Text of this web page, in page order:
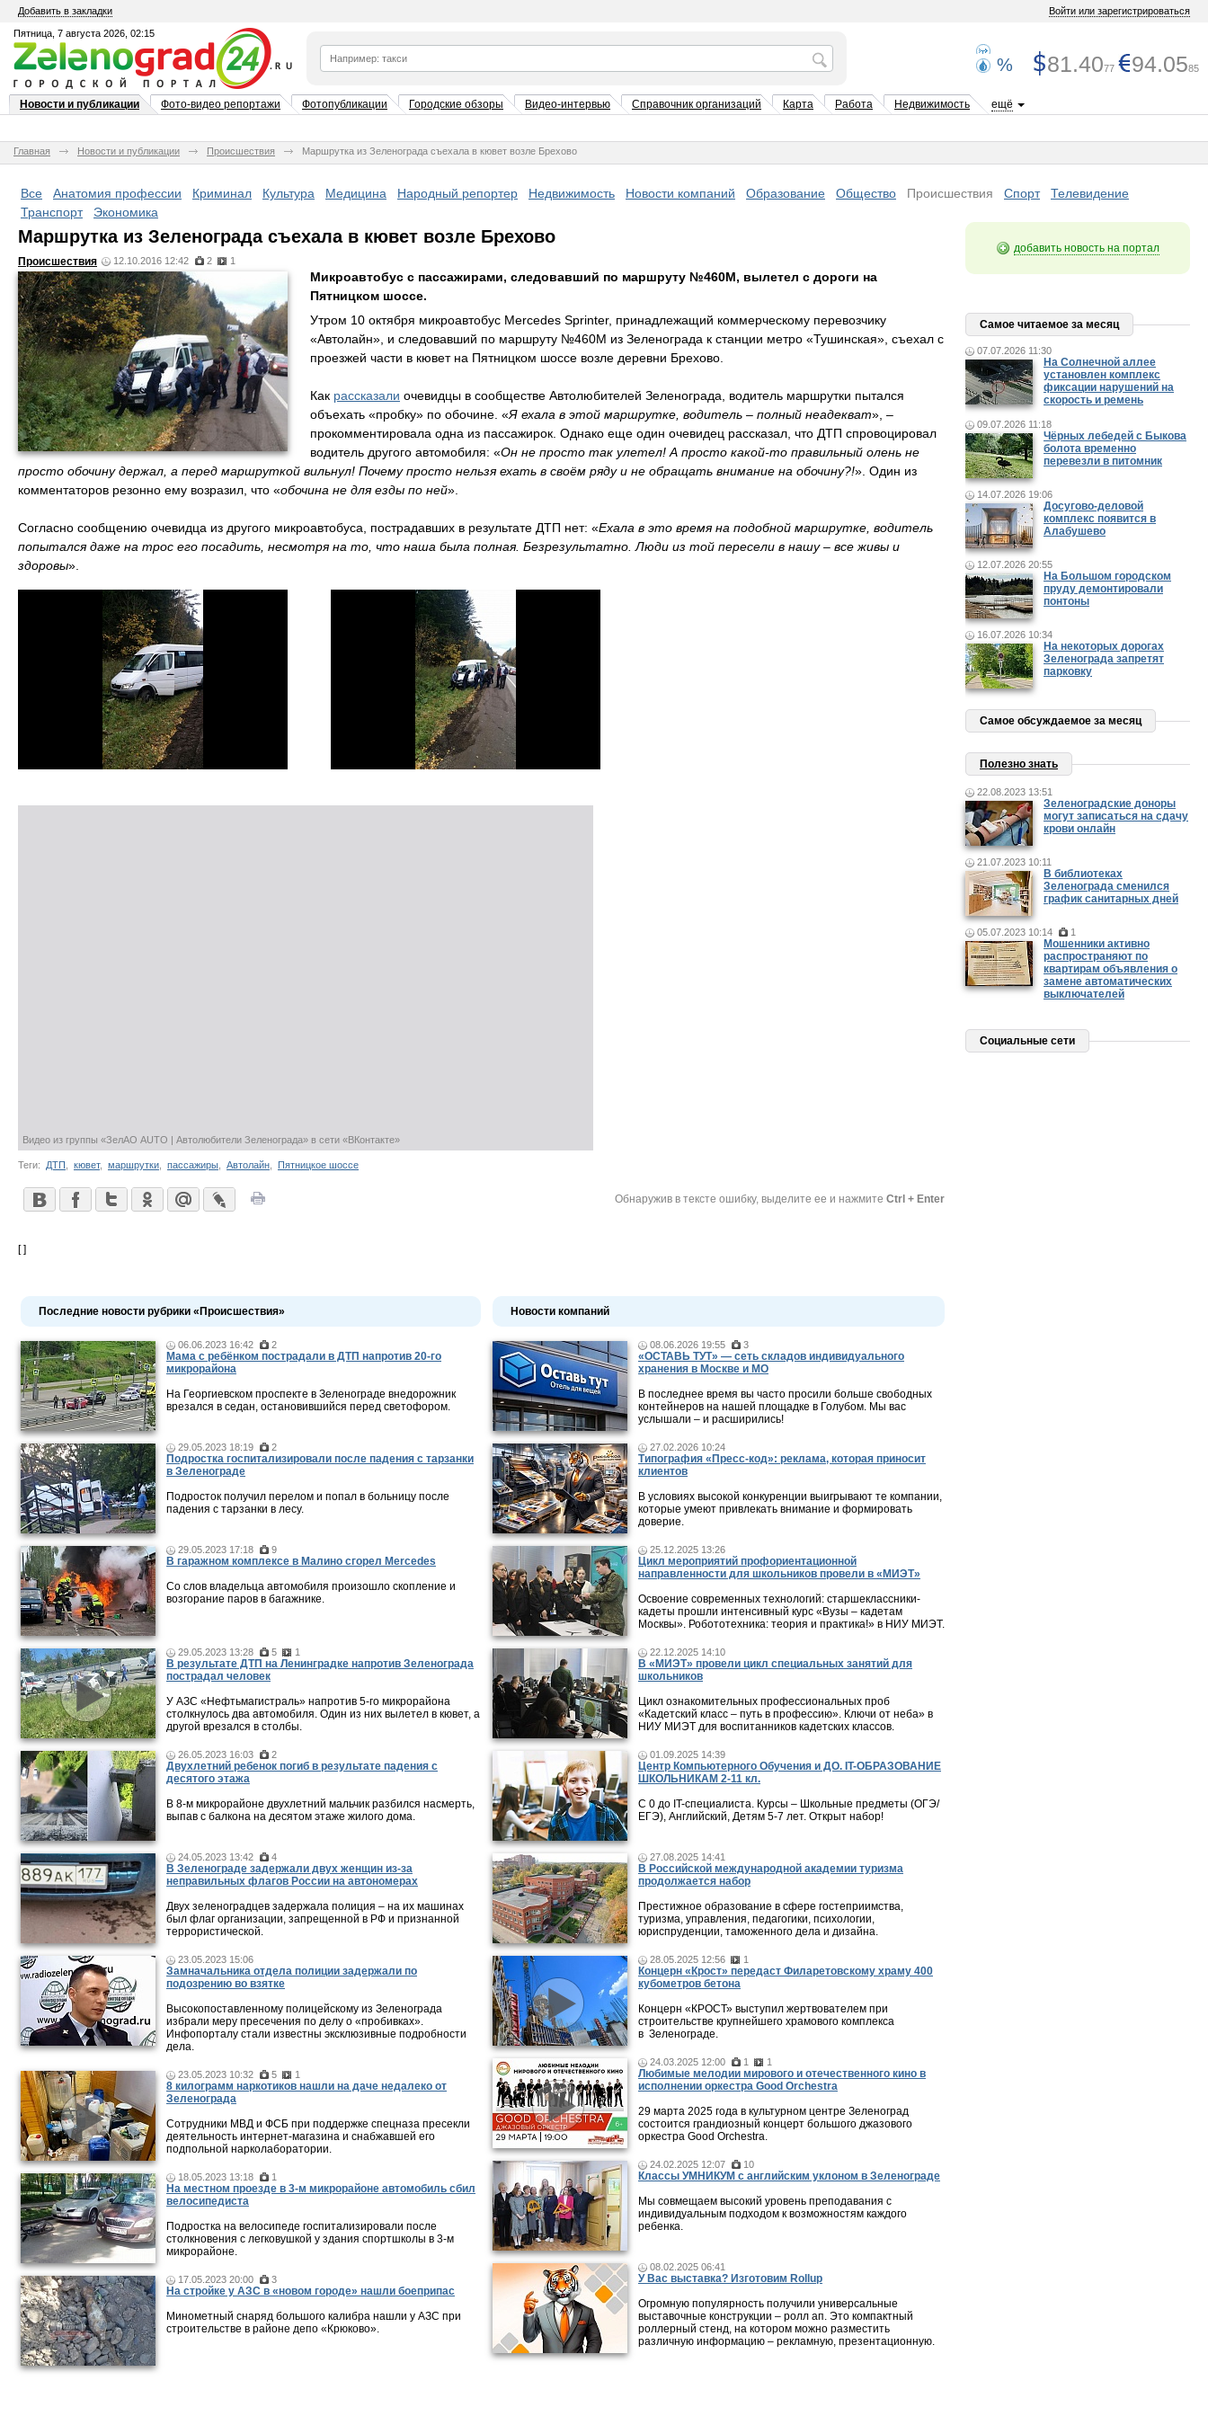
Добавить в закладки Войти или зарегистрироваться
Пятница, 7 августа 2026, 02:15
% 81.4077 94.0585
Новости и публикации Фото-видео репортажи Фотопубликации Городские обзоры Видео-интервью Справочник организаций Карта Работа Недвижимость ещё
Главная Новости и публикации Происшествия Маршрутка из Зеленограда съехала в кювет возле Брехово
Все Анатомия профессии Криминал Культура Медицина Народный репортер Недвижимость Новости компаний Образование Общество Происшествия Спорт
Телевидение
Транспорт
Экономика
Маршрутка из Зеленограда съехала в кювет возле Брехово
Происшествия 12.10.2016 12:42 2 1
Микроавтобус с пассажирами, следовавший по маршруту №460М, вылетел с дороги на
Пятницком шоссе.
Утром 10 октября микроавтобус Mercedes Sprinter, принадлежащий коммерческому перевозчику
«Автолайн», и следовавший по маршруту №460М из Зеленограда к станции метро «Тушинская», съехал с
проезжей части в кювет на Пятницком шоссе возле деревни Брехово.
Как рассказали очевидцы в сообществе Автолюбителей Зеленограда, водитель маршрутки пытался
объехать «пробку» по обочине. «Я ехала в этой маршрутке, водитель – полный неадекват», –
прокомментировала одна из пассажирок. Однако еще один очевидец рассказал, что ДТП спровоцировал
водитель другого автомобиля: «Он не просто так улетел! А просто какой-то правильный олень не
просто обочину держал, а перед маршруткой вильнул! Почему просто нельзя ехать в своём ряду и не обращать внимание на обочину?!». Один из
комментаторов резонно ему возразил, что «обочина не для езды по ней».
Согласно сообщению очевидца из другого микроавтобуса, пострадавших в результате ДТП нет: «Ехала в это время на подобной маршрутке, водитель
попытался даже на трос его посадить, несмотря на то, что наша была полная. Безрезультатно. Люди из той пересели в нашу – все живы и
здоровы».
Видео из группы «ЗелАО AUTO | Автолюбители Зеленограда» в сети «ВКонтакте»
Теги: ДТП кювет, маршрутки пассажиры Автолайн Пятницкое шоссе
Обнаружив в тексте ошибку, выделите ее и нажмите Ctrl + Enter
[ ]
Последние новости рубрики «Происшествия»
06.06.2023 16:42 2
Мама c ребёнком пострадали в ДТП напротив 20-го
микрорайона
На Георгиевском проспекте в Зеленограде внедорожник
врезался в седан, остановившийся перед светофором.
29.05.2023 18:19 2
Подростка госпитализировали после падения с тарзанки
в Зеленограде
Подросток получил перелом и попал в больницу после
падения с тарзанки в лесу.
29.05.2023 17:18 9
В гаражном комплексе в Малино сгорел Mercedes
Со слов владельца автомобиля произошло скопление и
возгорание паров в багажнике.
29.05.2023 13:28 5 1
В результате ДТП на Ленинградке напротив Зеленограда
пострадал человек
У АЗС «Нефтьмагистраль» напротив 5-го микрорайона
столкнулось два автомобиля. Один из них вылетел в кювет, а
другой врезался в столбы.
26.05.2023 16:03 2
Двухлетний ребенок погиб в результате падения с
десятого этажа
В 8-м микрорайоне двухлетний мальчик разбился насмерть,
выпав с балкона на десятом этаже жилого дома.
24.05.2023 13:42 4
В Зеленограде задержали двух женщин из-за
неправильных флагов России на автономерах
Двух зеленоградцев задержала полиция – на их машинах
был флаг организации, запрещенной в РФ и признанной
террористической.
23.05.2023 15:06
Замначальника отдела полиции задержали по
подозрению во взятке
Высокопоставленному полицейскому из Зеленограда
избрали меру пресечения по делу о «пробивках».
Инфопорталу стали известны эксклюзивные подробности
дела.
23.05.2023 10:32 5 1
8 килограмм наркотиков нашли на даче недалеко от
Зеленограда
Сотрудники МВД и ФСБ при поддержке спецназа пресекли
деятельность интернет-магазина и снабжавшей его
подпольной нарколаборатории.
18.05.2023 13:18 1
На местном проезде в 3-м микрорайоне автомобиль сбил
велосипедиста
Подростка на велосипеде госпитализировали после
столкновения с легковушкой у здания спортшколы в 3-м
микрорайоне.
17.05.2023 20:00 3
На стройке у АЗС в «новом городе» нашли боеприпас
Минометный снаряд большого калибра нашли у АЗС при
строительстве в районе депо «Крюково».
Новости компаний
08.06.2026 19:55 3
«ОСТАВЬ ТУТ» — сеть складов индивидуального
хранения в Москве и МО
В последнее время вы часто просили больше свободных
контейнеров на нашей площадке в Голубом. Мы вас
услышали – и расширились!
27.02.2026 10:24
Типография «Пресс-код»: реклама, которая приносит
клиентов
В условиях высокой конкуренции выигрывают те компании,
которые умеют привлекать внимание и формировать
доверие.
25.12.2025 13:26
Цикл мероприятий профориентационной
направленности для школьников провели в «МИЭТ»
Освоение современных технологий: старшеклассники-
кадеты прошли интенсивный курс «Вузы – кадетам
Москвы». Робототехника: теория и практика!» в НИУ МИЭТ.
22.12.2025 14:10
В «МИЭТ» провели цикл специальных занятий для
школьников
Цикл ознакомительных профессиональных проб
«Кадетский класс – путь в профессию». Ключи от неба» в
НИУ МИЭТ для воспитанников кадетских классов.
01.09.2025 14:39
Центр Компьютерного Обучения и ДО. IT-ОБРАЗОВАНИЕ
ШКОЛЬНИКАМ 2-11 кл.
С 0 до IT-специалиста. Курсы – Школьные предметы (ОГЭ/
ЕГЭ), Английский, Детям 5-7 лет. Открыт набор!
27.08.2025 14:41
В Российской международной академии туризма
продолжается набор
Престижное образование в сфере гостеприимства,
туризма, управления, педагогики, психологии,
юриспруденции, таможенного дела и дизайна.
28.05.2025 12:56 1
Концерн «Крост» передаст Филаретовскому храму 400
кубометров бетона
Концерн «КРОСТ» выступил жертвователем при
строительстве крупнейшего храмового комплекса
в Зеленограде.
24.03.2025 12:00 1 1
Любимые мелодии мирового и отечественного кино в
исполнении оркестра Good Orchestra
29 марта 2025 года в культурном центре Зеленоград
состоится грандиозный концерт большого джазового
оркестра Good Orchestra.
24.02.2025 12:07 10
Классы УМНИКУМ с английским уклоном в Зеленограде
Мы совмещаем высокий уровень преподавания с
индивидуальным подходом к возможностям каждого
ребенка.
08.02.2025 06:41
У Вас выставка? Изготовим Rollup
Огромную популярность получили универсальные
выставочные конструкции – ролл ап. Это компактный
роллерный стенд, на котором можно разместить
различную информацию – рекламную, презентационную.
добавить новость на портал
Самое читаемое за месяц
07.07.2026 11:30
На Солнечной аллее
установлен комплекс
фиксации нарушений на
скорость и ремень
09.07.2026 11:18
Чёрных лебедей с Быкова
болота временно
перевезли в питомник
14.07.2026 19:06
Досугово-деловой
комплекс появится в
Алабушево
12.07.2026 20:55
На Большом городском
пруду демонтировали
понтоны
16.07.2026 10:34
На некоторых дорогах
Зеленограда запретят
парковку
Самое обсуждаемое за месяц
Полезно знать
22.08.2023 13:51
Зеленоградские доноры
могут записаться на сдачу
крови онлайн
21.07.2023 10:11
В библиотеках
Зеленограда сменился
график санитарных дней
05.07.2023 10:14 1
Мошенники активно
распространяют по
квартирам объявления о
замене автоматических
выключателей
Социальные сети